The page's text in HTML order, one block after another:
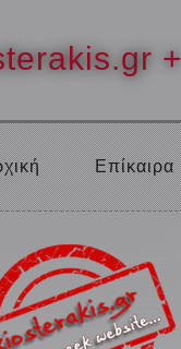
+
Επίκαιρα